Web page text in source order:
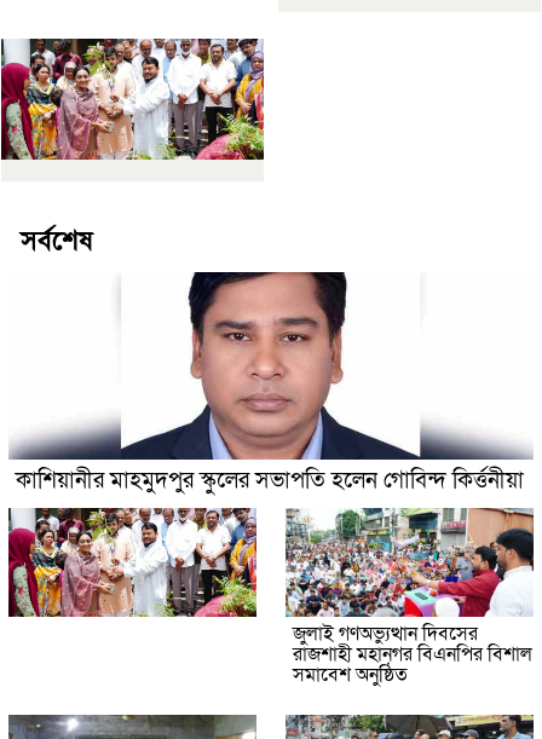
সর্বশেষ
কাশিয়ানীর মাহমুদপুর স্কুলের সভাপতি হলেন গোবিন্দ কির্ত্তনীয়া
জুলাই গণঅভ্যুত্থান দিবসের
রাজশাহী মহানগর বিএনপির বিশাল
সমাবেশ অনুষ্ঠিত